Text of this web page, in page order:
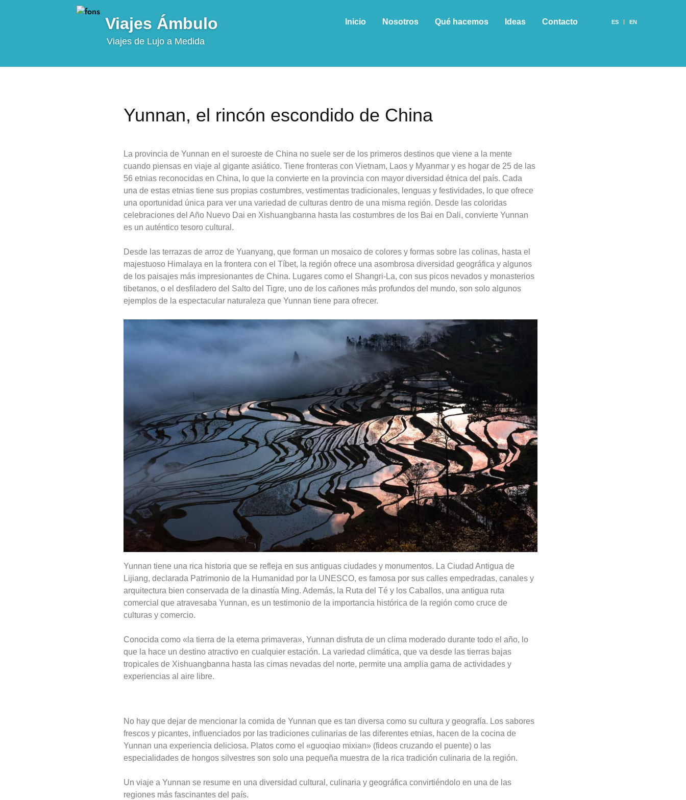
Viajes Ámbulo
Viajes de Lujo a Medida
Inicio Nosotros Qué hacemos Ideas Contacto ES EN
Yunnan, el rincón escondido de China
La provincia de Yunnan en el suroeste de China no suele ser de los primeros destinos que viene a la mente
cuando piensas en viaje al gigante asiático. Tiene fronteras con Vietnam, Laos y Myanmar y es hogar de 25 de las
56 etnias reconocidas en China, lo que la convierte en la provincia con mayor diversidad étnica del país. Cada
una de estas etnias tiene sus propias costumbres, vestimentas tradicionales, lenguas y festividades, lo que ofrece
una oportunidad única para ver una variedad de culturas dentro de una misma región. Desde las coloridas
celebraciones del Año Nuevo Dai en Xishuangbanna hasta las costumbres de los Bai en Dali, convierte Yunnan
es un auténtico tesoro cultural.
Desde las terrazas de arroz de Yuanyang, que forman un mosaico de colores y formas sobre las colinas, hasta el
majestuoso Himalaya en la frontera con el Tíbet, la región ofrece una asombrosa diversidad geográfica y algunos
de los paisajes más impresionantes de China. Lugares como el Shangri-La, con sus picos nevados y monasterios
tibetanos, o el desfiladero del Salto del Tigre, uno de los cañones más profundos del mundo, son solo algunos
ejemplos de la espectacular naturaleza que Yunnan tiene para ofrecer.
Yunnan tiene una rica historia que se refleja en sus antiguas ciudades y monumentos. La Ciudad Antigua de
Lijiang, declarada Patrimonio de la Humanidad por la UNESCO, es famosa por sus calles empedradas, canales y
arquitectura bien conservada de la dinastía Ming. Además, la Ruta del Té y los Caballos, una antigua ruta
comercial que atravesaba Yunnan, es un testimonio de la importancia histórica de la región como cruce de
culturas y comercio.
Conocida como «la tierra de la eterna primavera», Yunnan disfruta de un clima moderado durante todo el año, lo
que la hace un destino atractivo en cualquier estación. La variedad climática, que va desde las tierras bajas
tropicales de Xishuangbanna hasta las cimas nevadas del norte, permite una amplia gama de actividades y
experiencias al aire libre.
No hay que dejar de mencionar la comida de Yunnan que es tan diversa como su cultura y geografía. Los sabores
frescos y picantes, influenciados por las tradiciones culinarias de las diferentes etnias, hacen de la cocina de
Yunnan una experiencia deliciosa. Platos como el «guoqiao mixian» (fideos cruzando el puente) o las
especialidades de hongos silvestres son solo una pequeña muestra de la rica tradición culinaria de la región.
Un viaje a Yunnan se resume en una diversidad cultural, culinaria y geográfica convirtiéndolo en una de las
regiones más fascinantes del país.